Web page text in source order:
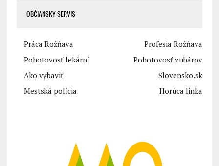
OBČIANSKY SERVIS
Práca Rožňava
Profesia Rožňava
Pohotovosť lekární
Pohotovosť zubárov
Ako vybaviť
Slovensko.sk
Mestská polícia
Horúca linka